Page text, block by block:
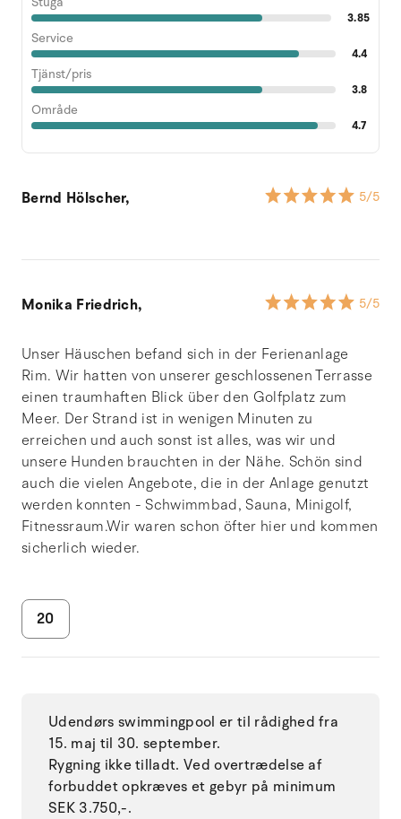
3.85
Service
4.4
Tjänst/pris
3.8
Område
4.7
Bernd Hölscher, 5/5
Monika Friedrich, 5/5
Unser Häuschen befand sich in der Ferienanlage
Rim. Wir hatten von unserer geschlossenen Terrasse
einen traumhaften Blick über den Golfplatz zum
Meer. Der Strand ist in wenigen Minuten zu
erreichen und auch sonst ist alles, was wir und
unsere Hunden brauchten in der Nähe. Schön sind
auch die vielen Angebote, die in der Anlage genutzt
werden konnten - Schwimmbad, Sauna, Minigolf,
Fitnessraum.Wir waren schon öfter hier und kommen
sicherlich wieder.
20
Udendørs swimmingpool er til rådighed fra
15. maj til 30. september.
Rygning ikke tilladt. Ved overtrædelse af
forbuddet opkræves et gebyr på minimum
SEK 3.750,-.